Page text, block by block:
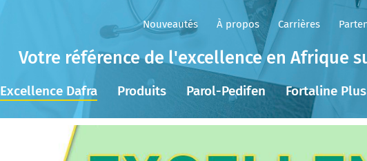
Nouveautés À propos Carrières
Votre référence de l'excellence en Afrique
Excellence Dafra Produits Parol-Pedifen Fortaline Plus